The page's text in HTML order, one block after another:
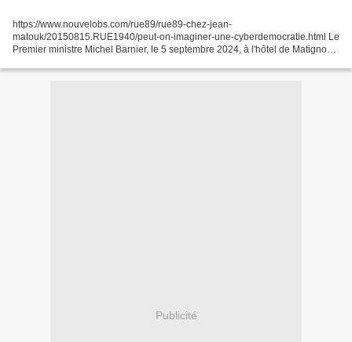
https://www.nouvelobs.com/rue89/rue89-chez-jean-
matouk/20150815.RUE1940/peut-on-imaginer-une-cyberdemocratie.html Le
Premier ministre Michel Barnier, le 5 septembre 2024, à l'hôtel de Matignon,
:https://www.leparisien.fr/economie/bloquons-tout-de-nouveaux-
Publicité